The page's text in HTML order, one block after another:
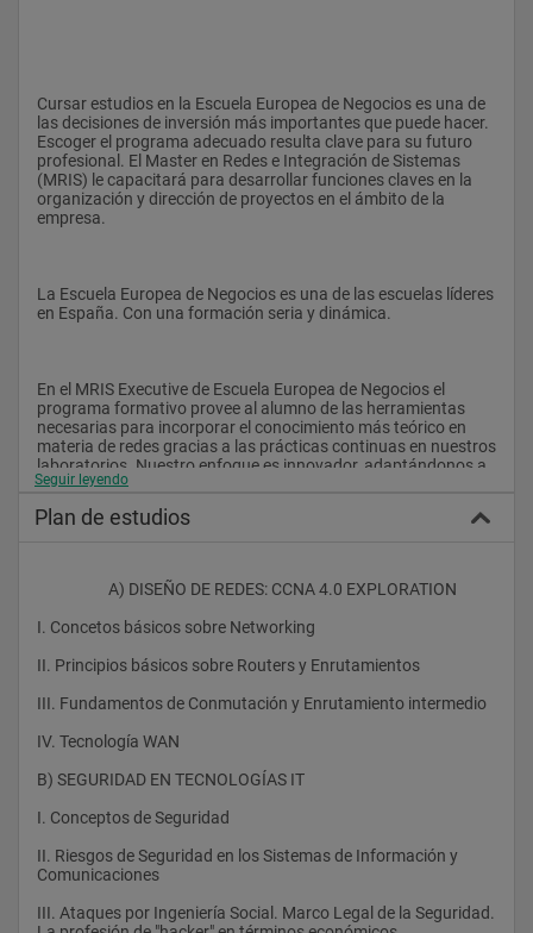
Cursar estudios en la Escuela Europea de Negocios es una de
las decisiones de inversión más importantes que puede hacer.
Escoger el programa adecuado resulta clave para su futuro
profesional. El Master en Redes e Integración de Sistemas
(MRIS) le capacitará para desarrollar funciones claves en la
organización y dirección de proyectos en el ámbito de la
empresa.
La Escuela Europea de Negocios es una de las escuelas líderes
en España. Con una formación seria y dinámica.
En el MRIS Executive de Escuela Europea de Negocios el
programa formativo provee al alumno de las herramientas
necesarias para incorporar el conocimiento más teórico en
materia de redes gracias a las prácticas continuas en nuestros
laboratorios. Nuestro enfoque es innovador, adaptándonos a
los nuevos requerimientos del mercado en materia de Redes e
Orientación:
El Master en Redes e Integración de Sistemas - MRIS Executive
está diseñado para capacitar en todas las áreas de un
proyecto de redes tanto a titulados medios y superiores como
a profesionales del mundo de la informática y de las
telecomunicaciones que necesitan desarrollar habilidades
técnicas específicas para elaborar y poner en marcha
proyectos dentro de sus empresas. Este Master tiene como
objetivo desarrollar los conocimientos y las habilidades
necesarias para afrontar su carrera profesional con éxito.
Beneficios:
El MRIS Executive es una experiencia de gran impacto. A lo
largo del desarrollo del programa, adquirirá un profundo
conocimiento de todas las áreas que intervienen en el
Seguir leyendo
Plan de estudios
                    A) DISEÑO DE REDES: CCNA 4.0 EXPLORATION
I. Concetos básicos sobre Networking
II. Principios básicos sobre Routers y Enrutamientos
III. Fundamentos de Conmutación y Enrutamiento intermedio
IV. Tecnología WAN
B) SEGURIDAD EN TECNOLOGÍAS IT
I. Conceptos de Seguridad
II. Riesgos de Seguridad en los Sistemas de Información y
Comunicaciones
III. Ataques por Ingeniería Social. Marco Legal de la Seguridad.